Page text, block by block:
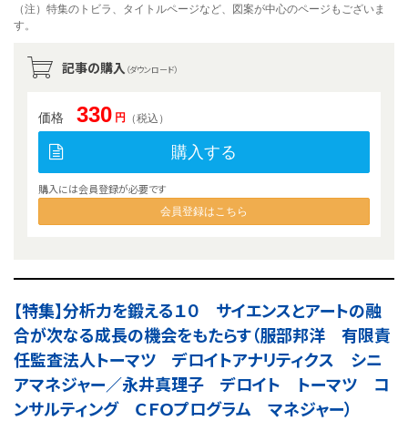
（注）特集のトビラ、タイトルページなど、図案が中心のページもございま
す。
記事の購入 （ダウンロード）
価格 330 円 （税込）
購入する
購入には会員登録が必要です
会員登録はこちら
【特集】分析力を鍛える１０ サイエンスとアートの融
合が次なる成長の機会をもたらす（服部邦洋 有限責
任監査法人トーマツ デロイトアナリティクス シニ
アマネジャー／永井真理子 デロイト トーマツ コ
ンサルティング ＣＦＯプログラム マネジャー）